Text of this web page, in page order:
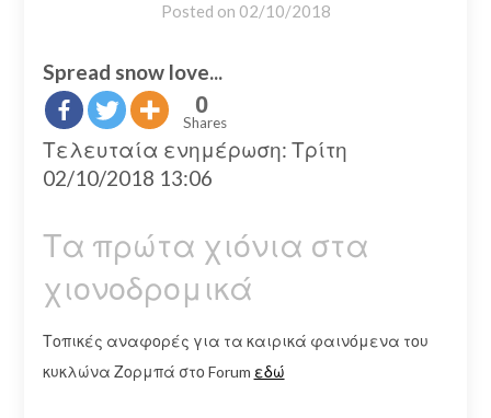
Posted on 02/10/2018
Spread snow love...
0
Shares
Τελευταία ενημέρωση: Τρίτη
02/10/2018 13:06
Τα πρώτα χιόνια στα
χιονοδρομικά
Τοπικές αναφορές για τα καιρικά φαινόμενα του
κυκλώνα Ζορμπά στο Forum εδώ